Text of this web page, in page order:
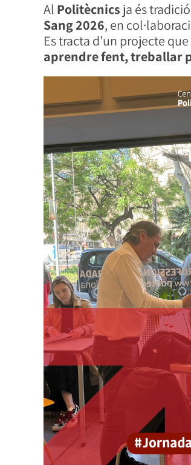
Al Politècnics ja és
Sang 2026, en
Es tracta d’un projecte
aprendre fent, treballar